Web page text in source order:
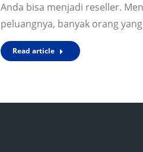
Anda bisa menjadi reseller.
peluangnya, banyak orang
Read article